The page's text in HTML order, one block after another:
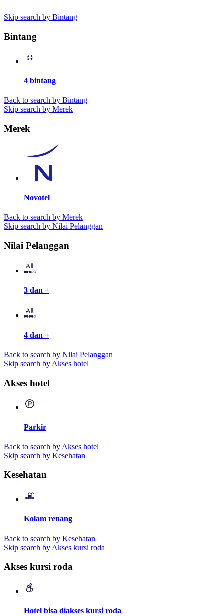
Skip search by Bintang
Bintang
4 bintang
Back to search by Bintang
Skip search by Merek
Merek
Novotel
Back to search by Merek
Skip search by Nilai Pelanggan
Nilai Pelanggan
3 dan +
4 dan +
Back to search by Nilai Pelanggan
Skip search by Akses hotel
Akses hotel
Parkir
Back to search by Akses hotel
Skip search by Kesehatan
Kesehatan
Kolam renang
Back to search by Kesehatan
Skip search by Akses kursi roda
Akses kursi roda
Hotel bisa diakses kursi roda